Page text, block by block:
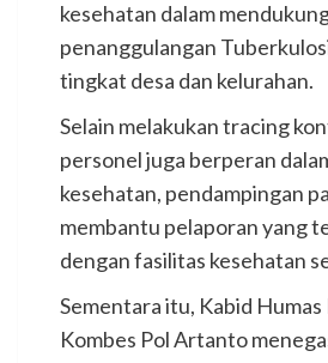
kesehatan dalam
penanggulangan
tingkat desa dan kelurahan.
Selain melakukan tracing
personel juga berperan
kesehatan, pendampingan
membantu pelaporan yang
dengan fasilitas kesehatan
Sementara itu, Kabid
Kombes Pol Artanto